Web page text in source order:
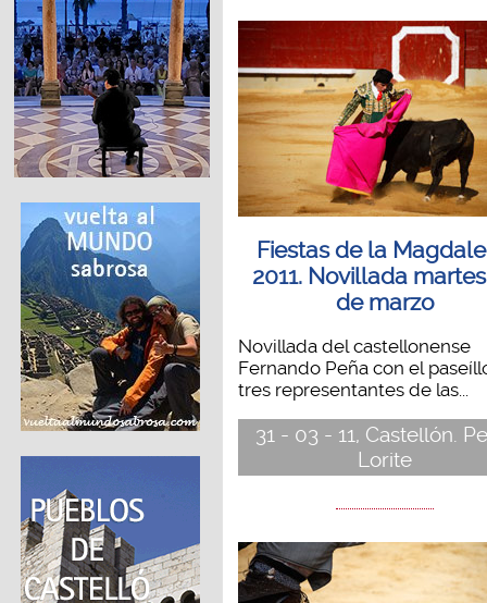
Fiestas de la
2011. Novillada
de marzo
Novillada del castellonense
Fernando Peña con el
tres representantes de las...
31 - 03 - 11, Castellón.
Lorite